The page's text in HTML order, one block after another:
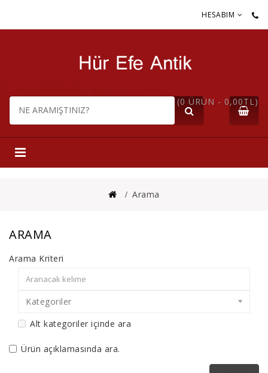
HESABIM
(0 ÜRÜN - 0,00TL)
Arama
ARAMA
Arama Kriteri
Kategoriler
Alt kategoriler içinde ara
Ürün açıklamasında ara.